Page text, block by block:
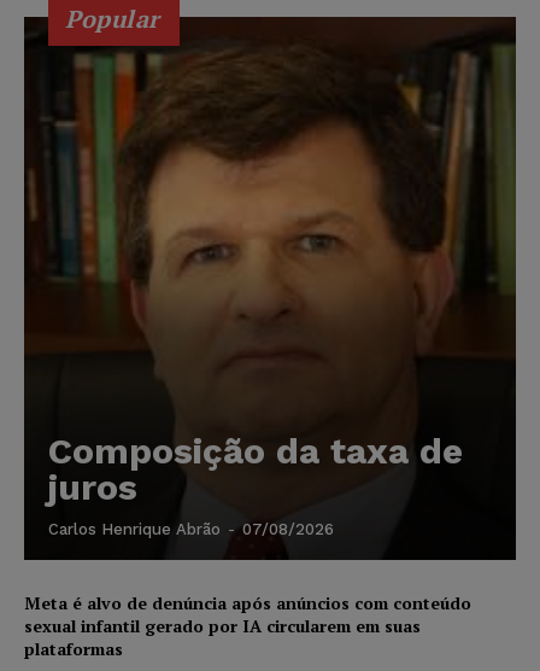
Popular
Composição da taxa de
juros
Carlos Henrique Abrão - 07/08/2026
Meta é alvo de denúncia após anúncios com conteúdo
sexual infantil gerado por IA circularem em suas
plataformas